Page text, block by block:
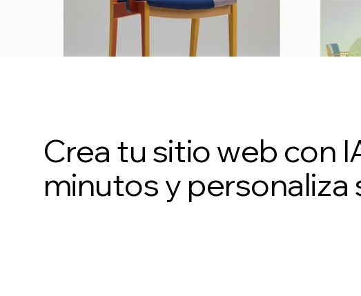
Crea tu sitio web con
minutos y personaliza